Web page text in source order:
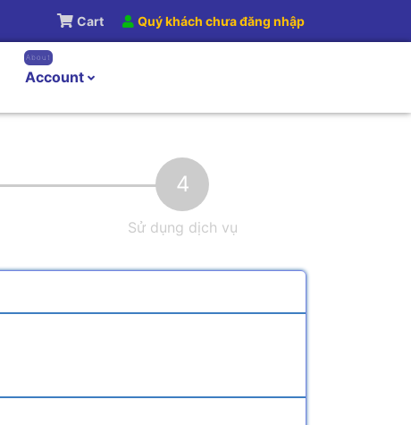
Cart Quý khách chưa đăng nhập
About
Account
4
Sử dụng dịch vụ